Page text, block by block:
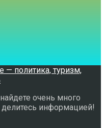
очень много
делитесь информацией!